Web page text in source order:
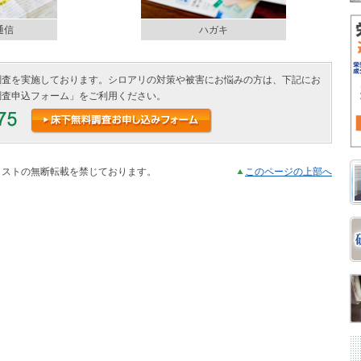
信 ハガキ
を実施しております。シロアリの対策や被害にお悩みの方は、下記にお
申込フォーム」をご利用ください。
トの無断転載を禁じております。 このページの上部へ